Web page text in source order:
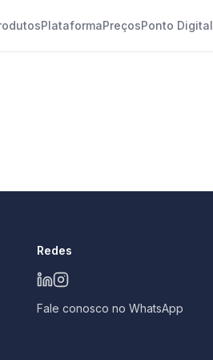
PlataformaPreçosPonto Digital
Redes
Fale conosco no WhatsApp